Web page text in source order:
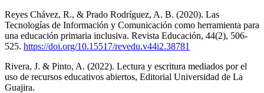
Reyes Chávez, R., & Prado Rodríguez, A. B. (2020). Las
Tecnologías de Información y Comunicación como herramienta para
una educación primaria inclusiva. Revista Educación, 44(2), 506-
525. https://doi.org/10.15517/revedu.v44i2.38781
Rivera, J. & Pinto, A. (2022). Lectura y escritura mediados por el
uso de recursos educativos abiertos, Editorial Universidad de La
Guajira.